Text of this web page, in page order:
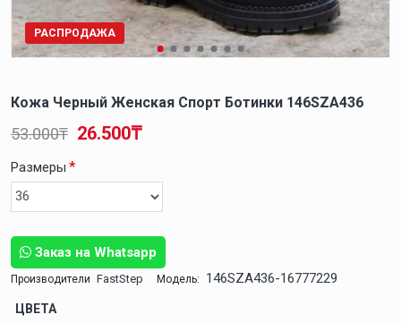
РАСПРОДАЖА
Кожа Черный Женская Спорт Ботинки 146SZA436
Заказ на Whatsapp
Производители FastStep Модель: 146SZA436-16777229
26.500₸
53.000₸
Размеры
ЦВЕТА